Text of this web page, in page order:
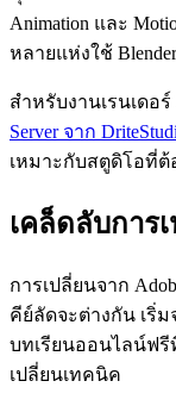
Animation และ
หลายแห่งใช้
สำหรับงานเรนเดอ
Server จาก
เหมาะกับสตูดิโอที่ต้
เคล็ดลับการ
การเปลี่ยนจาก
คีย์ลัดจะต่างกัน เริ่
บทเรียนออนไลน์ฟ
เปลี่ยนเทคนิค